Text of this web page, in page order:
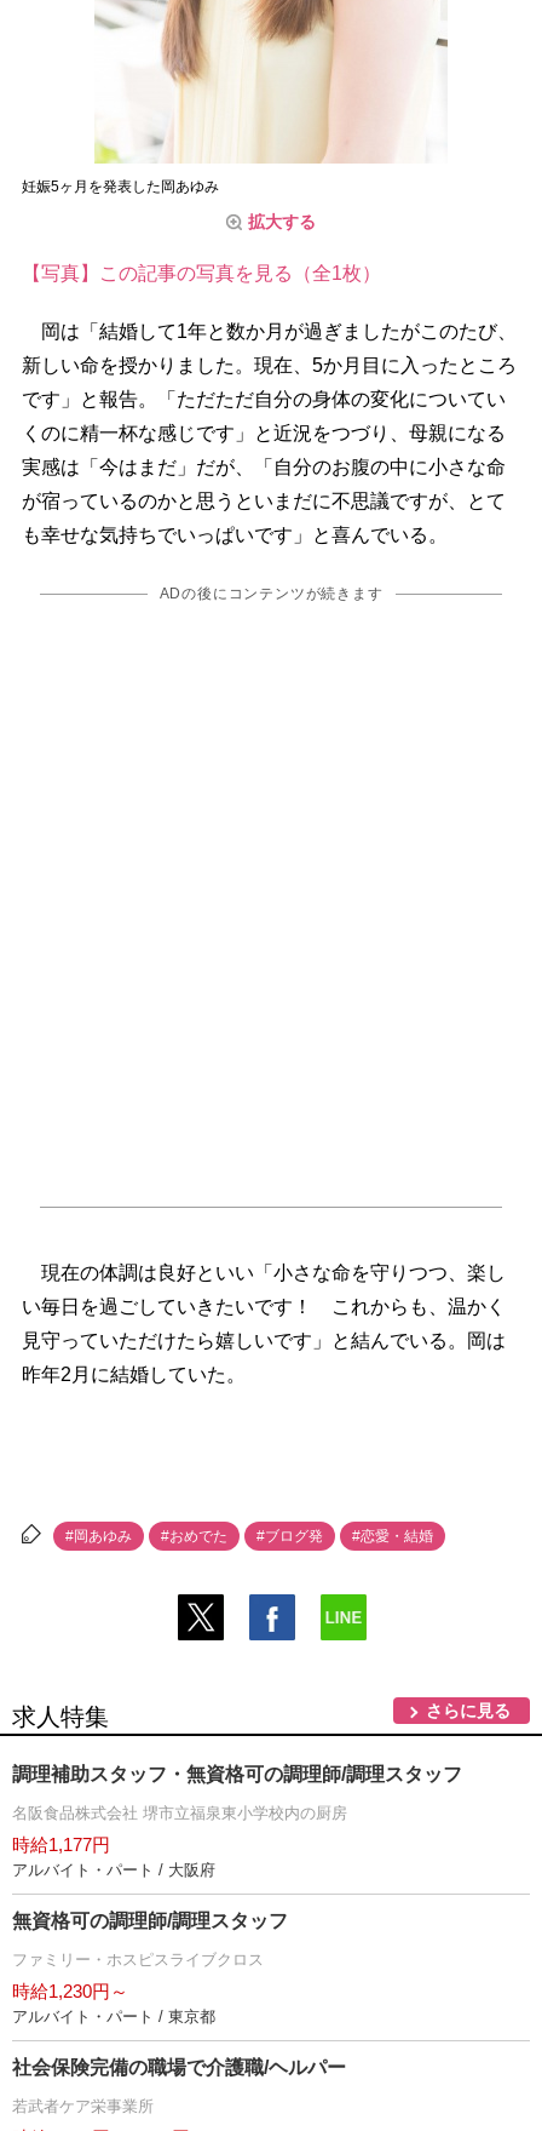
妊娠5ヶ月を発表した岡あゆみ
拡大する
【写真】この記事の写真を見る（全1枚）
岡は「結婚して1年と数か月が過ぎましたがこのたび、
新しい命を授かりました。現在、5か月目に入ったところ
です」と報告。「ただただ自分の身体の変化についてい
くのに精一杯な感じです」と近況をつづり、母親になる
実感は「今はまだ」だが、「自分のお腹の中に小さな命
が宿っているのかと思うといまだに不思議ですが、とて
も幸せな気持ちでいっぱいです」と喜んでいる。
ADの後にコンテンツが続きます
現在の体調は良好といい「小さな命を守りつつ、楽し
い毎日を過ごしていきたいです！ これからも、温かく
見守っていただけたら嬉しいです」と結んでいる。岡は
昨年2月に結婚していた。
#岡あゆみ #おめでた #ブログ発 #恋愛・結婚
求人特集 さらに見る
調理補助スタッフ・無資格可の調理師/調理スタッフ
名阪食品株式会社 堺市立福泉東小学校内の厨房
時給1,177円
アルバイト・パート / 大阪府
無資格可の調理師/調理スタッフ
ファミリー・ホスピスライブクロス
時給1,230円～
アルバイト・パート / 東京都
社会保険完備の職場で介護職/ヘルパー
若武者ケア栄事業所